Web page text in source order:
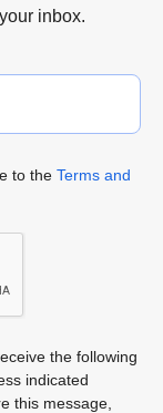
inbox.
to the Terms and
the following
indicated
this message,